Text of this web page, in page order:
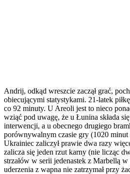
Andrij, odkąd wreszcie zaczął grać,
obiecującymi statystykami. 21-latek
co 92 minuty. U Areoli jest to nieco
wziąć pod uwagę, że u Łunina składa
interwencji, a u obecnego drugiego
porównywalnym czasie gry (1020
Ukrainiec zaliczył prawie dwa razy
zalicza się jeden rzut karny (nie licząc
strzałów w serii jedenastek z Marbellą
uderzenia z wapna nie zatrzymał przy